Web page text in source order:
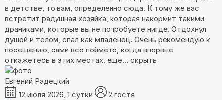
в детстве, то вам, определенно сюда. К тому же вас
встретит радушная хозяйка, которая накормит такими
драниками, которые вы не попробуете нигде. Отдохнул
душой и телом, спал как младенец. Очень рекомендую к
посещению, сами все поймёте, когда впервые
откажетесь в этих местах. ещё... скрыть
Евгений Радецкий
12 июля 2026, 1 сутки
2 гостя